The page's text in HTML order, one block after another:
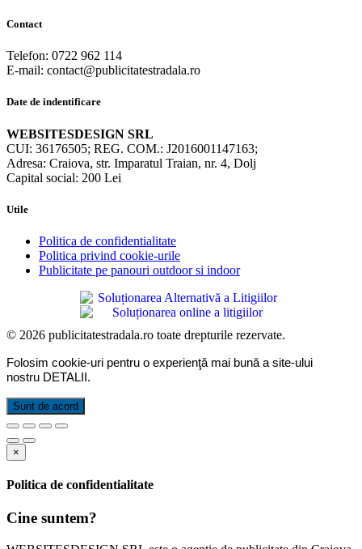
Contact
Telefon: 0722 962 114
E-mail: contact@publicitatestradala.ro
Date de indentificare
WEBSITESDESIGN SRL
CUI: 36176505; REG. COM.: J2016001147163;
Adresa: Craiova, str. Imparatul Traian, nr. 4, Dolj
Capital social: 200 Lei
Utile
Politica de confidentialitate
Politica privind cookie-urile
Publicitate pe panouri outdoor si indoor
© 2026 publicitatestradala.ro toate drepturile rezervate.
Folosim cookie-uri pentru o experienţă mai bună a site-ului
nostru DETALII .
Sunt de acord
×
Politica de confidentialitate
Cine suntem?